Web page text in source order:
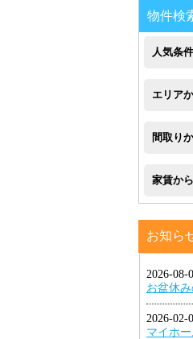
物件検
人気条
新
ロ
ー
リ
グ
エ
エリア
八
西
幡
東
区
間取り
1R
1K・
1DK・
2K
2DK・
家賃か
４
万
円
以
下
お知ら